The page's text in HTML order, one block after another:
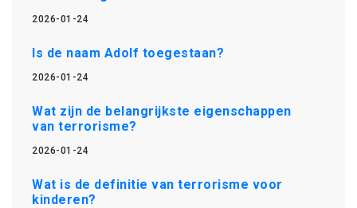
2026-01-24
Is de naam Adolf toegestaan?
2026-01-24
Wat zijn de belangrijkste eigenschappen
van terrorisme?
2026-01-24
Wat is de definitie van terrorisme voor
kinderen?